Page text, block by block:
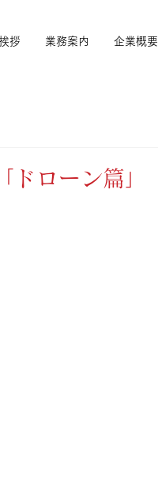
拶 業務案内 企業概要
ローン篇」